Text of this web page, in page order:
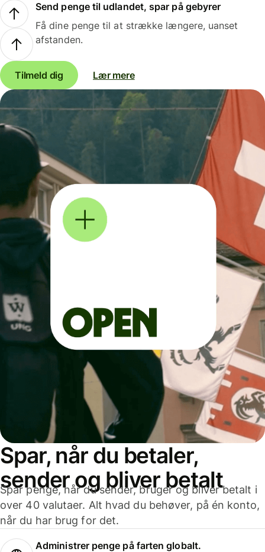
Send penge til udlandet, spar på gebyrer
Få dine penge til at strække længere, uanset
afstanden.
Tilmeld dig Lær mere
Spar, når du betaler,
sender og bliver betalt
Spar penge, når du sender, bruger og bliver betalt i
over 40 valutaer. Alt hvad du behøver, på én konto,
når du har brug for det.
Administrer penge på farten globalt.